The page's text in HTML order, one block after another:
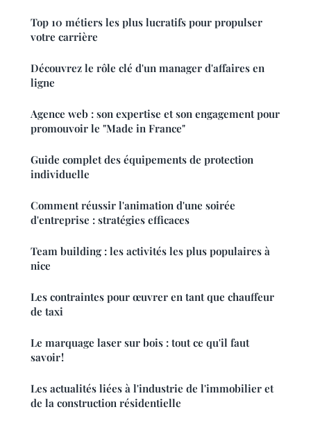
Top 10 métiers les plus lucratifs pour propulser
votre carrière
Découvrez le rôle clé d'un manager d'affaires en
ligne
Agence web : son expertise et son engagement pour
promouvoir le "Made in France"
Guide complet des équipements de protection
individuelle
Comment réussir l'animation d'une soirée
d'entreprise : stratégies efficaces
Team building : les activités les plus populaires à
nice
Les contraintes pour œuvrer en tant que chauffeur
de taxi
Le marquage laser sur bois : tout ce qu'il faut
savoir !
Les actualités liées à l'industrie de l'immobilier et
de la construction résidentielle